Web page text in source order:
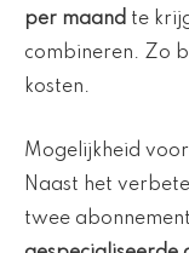
per maand te
combineren. Zo
kosten.
Mogelijkheid
Naast het
twee